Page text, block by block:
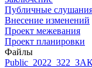
Публичные
Внесение изменений
Проект межевания
Проект планировки
Файлы